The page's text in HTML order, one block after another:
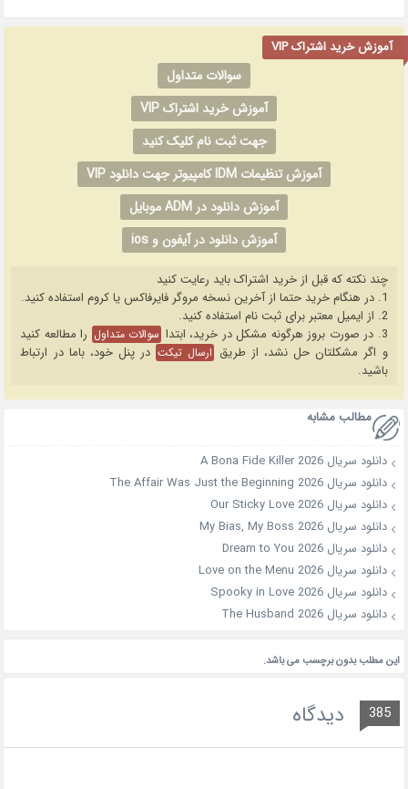
آموزش خرید اشتراک VIP
سوالات متداول
آموزش خرید اشتراک VIP
جهت ثبت نام کلیک کنید
آموزش تنظیمات IDM کامپیوتر جهت دانلود VIP
آموزش دانلود در ADM موبایل
آموزش دانلود در آیفون و ios
چند نکته که قبل از خرید اشتراک باید رعایت کنید
1. در هنگام خرید حتما از آخرین نسخه مروگر فایرفاکس یا کروم استفاده کنید.
2. از ایمیل معتبر برای ثبت نام استفاده کنید.
3. در صورت بروز هرگونه مشکل در خرید، ابتدا
سوالات متداول را مطالعه کنید
و اگر مشکلتان حل نشد، از طریق ارسال تیکت در پنل خود، باما در ارتباط
باشید.
مطالب مشابه
دانلود سریال A Bona Fide Killer 2026
دانلود سریال The Affair Was Just the Beginning 2026
دانلود سریال Our Sticky Love 2026
دانلود سریال My Bias, My Boss 2026
دانلود سریال Dream to You 2026
دانلود سریال Love on the Menu 2026
دانلود سریال Spooky in Love 2026
دانلود سریال The Husband 2026
این مطلب بدون برچسب می باشد.
385 دیدگاه